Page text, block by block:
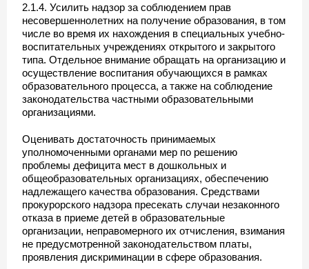
2.1.4. Усилить надзор за соблюдением прав
несовершеннолетних на получение образования, в том
числе во время их нахождения в специальных учебно-
воспитательных учреждениях открытого и закрытого
типа. Отдельное внимание обращать на организацию и
осуществление воспитания обучающихся в рамках
образовательного процесса, а также на соблюдение
законодательства частными образовательными
организациями.
Оценивать достаточность принимаемых
уполномоченными органами мер по решению
проблемы дефицита мест в дошкольных и
общеобразовательных организациях, обеспечению
надлежащего качества образования. Средствами
прокурорского надзора пресекать случаи незаконного
отказа в приеме детей в образовательные
организации, неправомерного их отчисления, взимания
не предусмотренной законодательством платы,
проявления дискриминации в сфере образования.